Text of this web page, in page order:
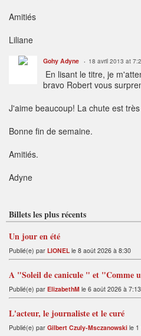
Amitiés
Liliane
Gohy Adyne 18 avril 2013 at
En lisant le titre, je
bravo Robert vous
J'aime beaucoup! La chute est
Bonne fin de semaine.
Amitiés.
Adyne
Billets les plus récents
Un jour en été
Publié(e) par LIONEL le 8 août 2026 à 8:30
A "Soleil de canicule " et "Comme
Publié(e) par ElizabethM le 6 août 2026 à 7:13
L'acteur, le journaliste et le curé
Publié(e) par Gilbert Czuly-Msczanowski le 1